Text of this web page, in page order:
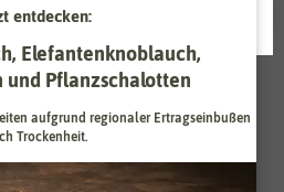
akzeptieren
entdecken:
Elefantenknoblauch,
und Pflanzschalotten
aufgrund regionaler Ertragseinbußen
Trockenheit.